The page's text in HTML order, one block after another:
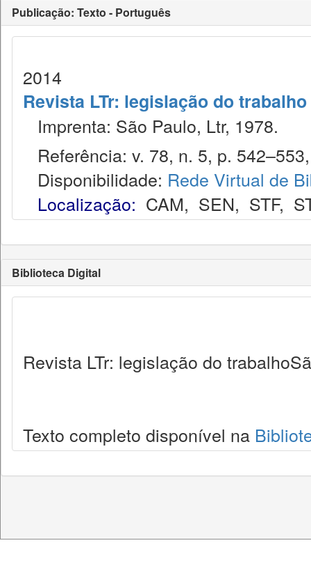
Publicação: Texto - Português
2014
Revista LTr: legislação do trabalho
Imprenta: São Paulo, Ltr, 1978.
Referência: v. 78, n. 5, p.
Disponibilidade: Rede Virtual de
Localização: CAM, SEN, STF,
Biblioteca Digital
Revista LTr: legislação do
Texto completo disponível na